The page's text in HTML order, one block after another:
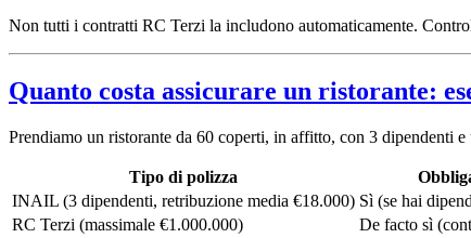
Non tutti i contratti RC Terzi la includono automaticamente.
Quanto costa assicurare un ristorante:
Prendiamo un ristorante da 60 coperti, in affitto, con 3 dipendenti
Tipo di polizza
INAIL (3 dipendenti, retribuzione media €18.000) Sì (se hai
RC Terzi (massimale €1.000.000)
De facto sì